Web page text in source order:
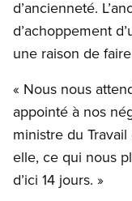
d’ancienneté.
d’achoppement
une raison de
« Nous nous
appointé à nos
ministre du
elle, ce qui nous
d’ici 14 jours. »